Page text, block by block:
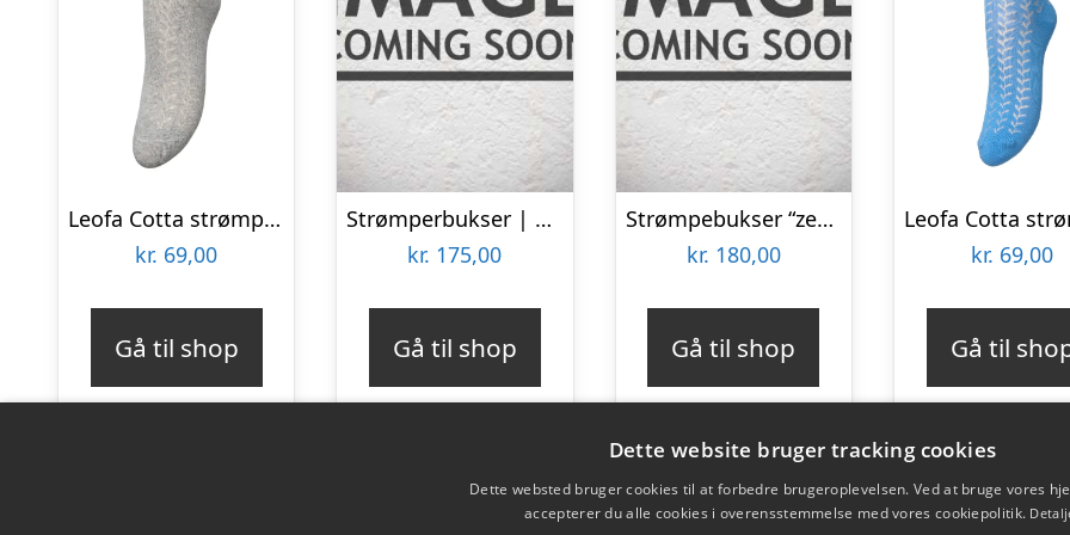
Leofa Cotta strømper – Light Grey Melange
kr. 69,00
Gå til shop
Strømperbukser | 25 denier | Blå
kr. 175,00
Gå til shop
Strømpebukser “zebra” | 25 denier | Sort
kr. 180,00
Gå til shop
kr. 69,00
Gå til
Dette website bruger tracking cookies
Dette websted bruger cookies til at forbedre brugeroplevelsen. Ved at bruge vores
accepterer du alle cookies i overensstemmelse med vores cookiepolitik.